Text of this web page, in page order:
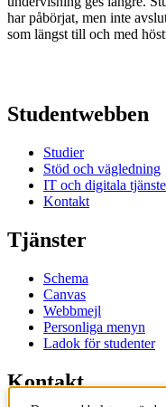
har påbörjat, men inte
som längst till och med
Studentwebben
Studier
Stöd och vägledning
IT och digitala
Kontakt
Tjänster
Schema
Canvas
Webbmejl
Personliga menyn
Ladok för studenter
Kontakt